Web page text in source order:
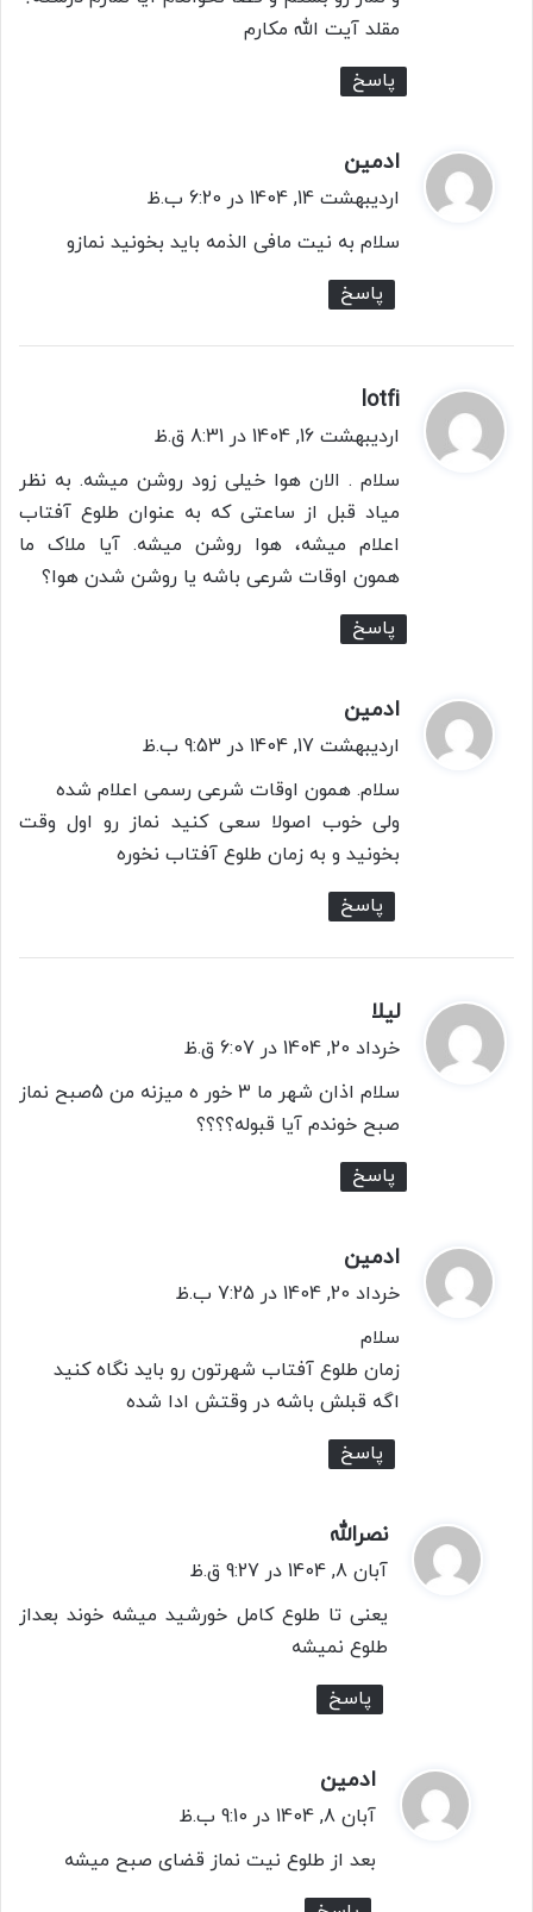
مقلد آیت الله مکارم
پاسخ
ادمین
ف
اردیبهشت 14, 1404 در 6:20 ب.ظ
سلام به نیت مافی الذمه باید بخونید نمازو
پاسخ
lotfi
ف
:
اردیبهشت 16, 1404 در 8:31 ق.ظ
سلام . الان هوا خیلی زود روشن میشه. به نظر
میاد قبل از ساعتی که به عنوان طلوع آفتاب
اعلام میشه، هوا روشن میشه. آیا ملاک ما
همون اوقات شرعی باشه یا روشن شدن هوا؟
پاسخ
ادمین
ف
اردیبهشت 17, 1404 در 9:53 ب.ظ
سلام. همون اوقات شرعی رسمی اعلام شده
ولی خوب اصولا سعی کنید نماز رو اول وقت
بخونید و به زمان طلوع آفتاب نخوره
پاسخ
لیلا
ف
خرداد 20, 1404 در 6:07 ق.ظ
سلام اذان شهر ما ۳ خور ه میزنه من 5صبح نماز
صبح خوندم آیا قبوله؟؟؟؟
پاسخ
ادمین
ف خرداد 20, 1404 در 7:25 ب.ظ
سلام
زمان طلوع آفتاب شهرتون رو باید نگاه کنید
اگه قبلش باشه در وقتش ادا شده
پاسخ
نصرالله
ف
آبان 8, 1404 در 9:27 ق.ظ
یعنی تا طلوع کامل خورشید میشه خوند بعداز
طلوع نمیشه
پاسخ
ادمین
ف
آبان 8, 1404 در 9:10 ب.ظ
بعد از طلوع نیت نماز قضای صبح میشه